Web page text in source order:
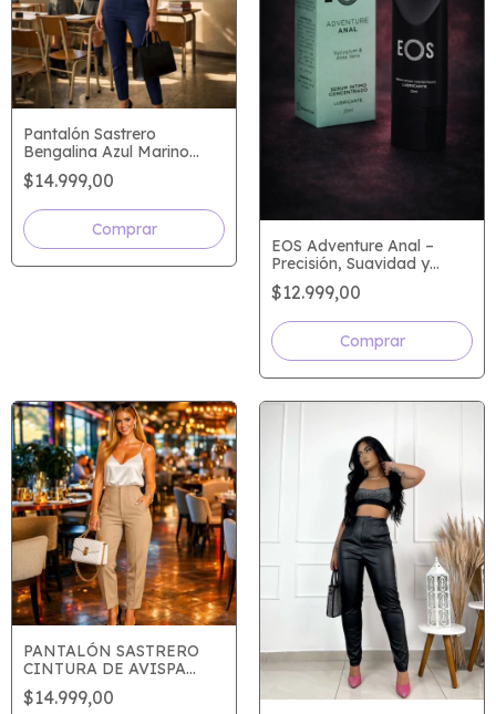
Pantalón Sastrero
Bengalina Azul Marino
Premium | Elegancia que
estiliza tu silueta
$14.999,00
EOS Adventure Anal –
Precisión, Suavidad y
Confianza
$12.999,00
PANTALÓN SASTRERO
CINTURA DE AVISPA
BEIGE
$14.999,00